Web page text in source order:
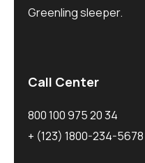
Greenling sleeper.
Call Center
800 100 975 20 34
+ (123) 1800-234-5678